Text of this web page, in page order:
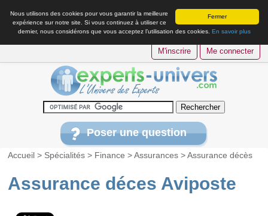
Fermer
Nous utilisons des cookies pour vous garantir la meilleure
expérience sur notre site. Si vous continuez à utiliser ce
dernier, nous considérons que vous acceptez l’utilisation des cookies. En savoir plus
M'inscrire Me connecter
Poser une question
Accueil > Spécialités > Finance >Assurances >Assurance décès
Assurance déces Aviposte